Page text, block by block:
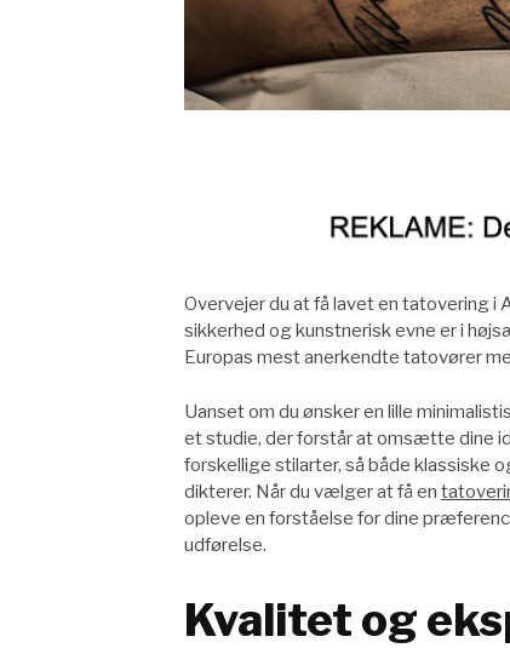
Overvejer du at få lavet en tatovering
sikkerhed og kunstnerisk evne er i
Europas mest anerkendte tatovører
Uanset om du ønsker en lille
et studie, der forstår at omsætte dine
forskellige stilarter, så både klassiske
dikterer. Når du vælger at få en
opleve en forståelse for dine
udførelse.
Kvalitet og